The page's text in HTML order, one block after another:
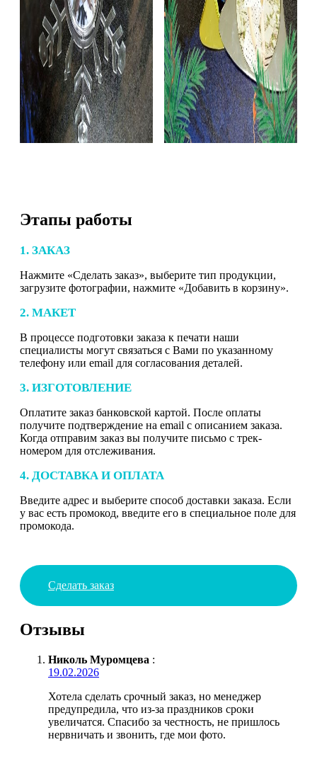
Этапы работы
1. ЗАКАЗ
Нажмите «Сделать заказ», выберите тип продукции,
загрузите фотографии, нажмите «Добавить в корзину».
2. МАКЕТ
В процессе подготовки заказа к печати наши
специалисты могут связаться с Вами по указанному
телефону или email для согласования деталей.
3. ИЗГОТОВЛЕНИЕ
Оплатите заказ банковской картой. После оплаты
получите подтверждение на email с описанием заказа.
Когда отправим заказ вы получите письмо с трек-
номером для отслеживания.
4. ДОСТАВКА И ОПЛАТА
Введите адрес и выберите способ доставки заказа. Если
у вас есть промокод, введите его в специальное поле для
промокода.
Сделать заказ
Отзывы
Николь Муромцева :
19.02.2026
Хотела сделать срочный заказ, но менеджер
предупредила, что из-за праздников сроки
увеличатся. Спасибо за честность, не пришлось
нервничать и звонить, где мои фото.